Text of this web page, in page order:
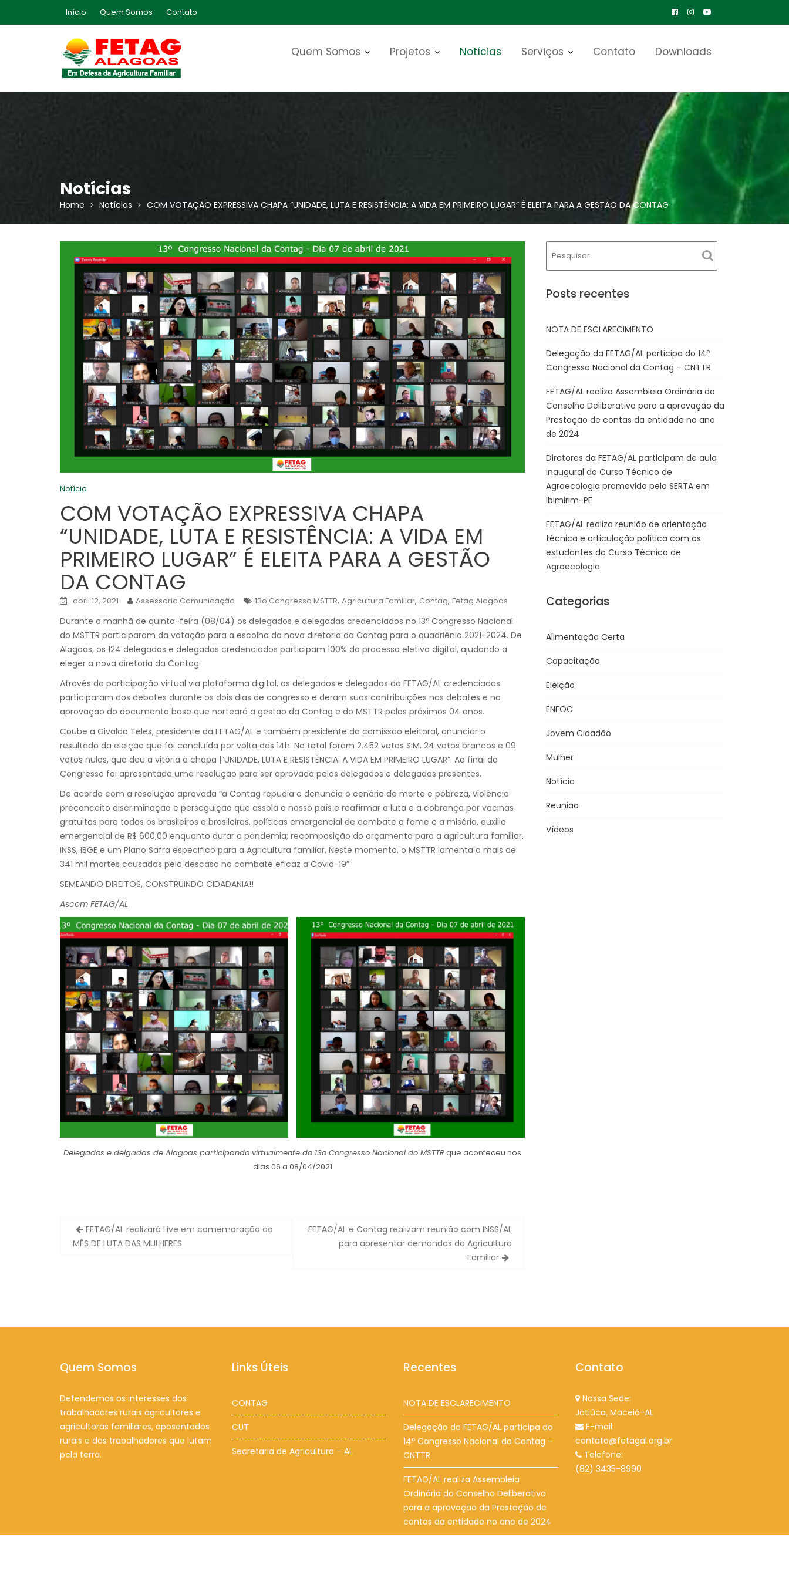
Início Quem Somos Contato
Quem Somos Projetos Notícias Serviços Contato Downloads
Notícias
Home Notícias COM VOTAÇÃO EXPRESSIVA CHAPA “UNIDADE, LUTA E RESISTÊNCIA: A VIDA EM PRIMEIRO LUGAR” É ELEITA PARA A GESTÃO DA CONTAG
Notícia
COM VOTAÇÃO EXPRESSIVA CHAPA
“UNIDADE, LUTA E RESISTÊNCIA: A VIDA EM
PRIMEIRO LUGAR” É ELEITA PARA A GESTÃO
DA CONTAG
abril 12, 2021 Assessoria Comunicação 13o Congresso MSTTR, Agricultura Familiar, Contag, Fetag Alagoas
Durante a manhã de quinta-feira (08/04) os delegados e delegadas credenciados no 13º Congresso Nacional
do MSTTR participaram da votação para a escolha da nova diretoria da Contag para o quadriênio 2021-2024. De
Alagoas, os 124 delegados e delegadas credenciados participam 100% do processo eletivo digital, ajudando a
eleger a nova diretoria da Contag.
Através da participação virtual via plataforma digital, os delegados e delegadas da FETAG/AL credenciados
participaram dos debates durante os dois dias de congresso e deram suas contribuições nos debates e na
aprovação do documento base que norteará a gestão da Contag e do MSTTR pelos próximos 04 anos.
Coube a Givaldo Teles, presidente da FETAG/AL e também presidente da comissão eleitoral, anunciar o
resultado da eleição que foi concluída por volta das 14h. No total foram 2.452 votos SIM, 24 votos brancos e 09
votos nulos, que deu a vitória a chapa |”UNIDADE, LUTA E RESISTÊNCIA: A VIDA EM PRIMEIRO LUGAR”. Ao final do
Congresso foi apresentada uma resolução para ser aprovada pelos delegados e delegadas presentes.
De acordo com a resolução aprovada “a Contag repudia e denuncia o cenário de morte e pobreza, violência
preconceito discriminação e perseguição que assola o nosso país e reafirmar a luta e a cobrança por vacinas
gratuitas para todos os brasileiros e brasileiras, políticas emergencial de combate a fome e a miséria, auxilio
emergencial de R$ 600,00 enquanto durar a pandemia; recomposição do orçamento para a agricultura familiar,
INSS, IBGE e um Plano Safra especifico para a Agricultura familiar. Neste momento, o MSTTR lamenta a mais de
341 mil mortes causadas pelo descaso no combate eficaz a Covid-19”.
SEMEANDO DIREITOS, CONSTRUINDO CIDADANIA!!
Ascom FETAG/AL
Delegados e delgadas de Alagoas participando virtualmente do 13o Congresso Nacional do MSTTRque aconteceu nos
dias 06 a 08/04/2021
Navegação
de
FETAG/AL realizará Live em comemoração ao
MÊS DE LUTA DAS MULHERES
FETAG/AL e Contag realizam reunião com INSS/AL
para apresentar demandas da Agricultura
Familiar
Posts recentes
NOTA DE ESCLARECIMENTO
Delegação da FETAG/AL participa do 14º
Congresso Nacional da Contag – CNTTR
FETAG/AL realiza Assembleia Ordinária do
Conselho Deliberativo para a aprovação da
Prestação de contas da entidade no ano
de 2024
Diretores da FETAG/AL participam de aula
inaugural do Curso Técnico de
Agroecologia promovido pelo SERTA em
Ibimirim-PE
FETAG/AL realiza reunião de orientação
técnica e articulação política com os
estudantes do Curso Técnico de
Agroecologia
Categorias
Alimentação Certa
Capacitação
Eleição
ENFOC
Jovem Cidadão
Mulher
Notícia
Reunião
Vídeos
Quem Somos
Defendemos os interesses dos
trabalhadores rurais agricultores e
agricultoras familiares, aposentados
rurais e dos trabalhadores que lutam
pela terra.
Links Úteis
CONTAG
CUT
Secretaria de Agricultura – AL
Recentes
NOTA DE ESCLARECIMENTO
Delegação da FETAG/AL participa do
14º Congresso Nacional da Contag –
CNTTR
FETAG/AL realiza Assembleia
Ordinária do Conselho Deliberativo
para a aprovação da Prestação de
contas da entidade no ano de 2024
Contato
Nossa Sede:
Jatiúca, Maceió-AL
E-mail:
contato@fetagal.org.br
Telefone:
(82) 3435-8990